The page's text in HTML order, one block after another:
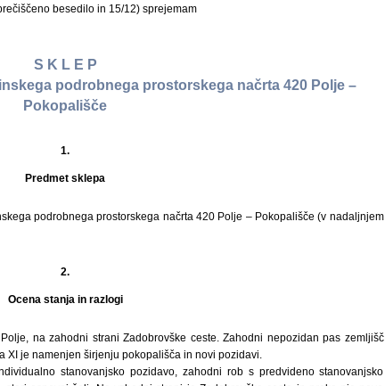
besedilo in 15/12) sprejemam
S K L E P
podrobnega prostorskega načrta 420 Polje –
Pokopališče
1.
Predmet sklepa
podrobnega prostorskega načrta 420 Polje – Pokopališče (v nadaljnjem
2.
Ocena stanja in razlogi
na zahodni strani Zadobrovške ceste. Zahodni nepozidan pas zemljišč
je namenjen širjenju pokopališča in novi pozidavi.
stanovanjsko pozidavo, zahodni rob s predvideno stanovanjsko